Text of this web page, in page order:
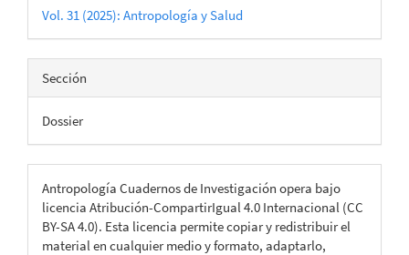
Vol. 31 (2025): Antropología y Salud
Sección
Dossier
Antropología Cuadernos de Investigación opera bajo
licencia Atribución-CompartirIgual 4.0 Internacional (CC
BY-SA 4.0). Esta licencia permite copiar y redistribuir el
material en cualquier medio y formato, adaptarlo,